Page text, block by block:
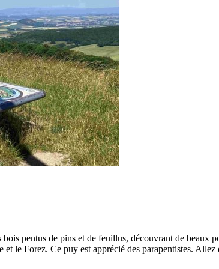
pentus de pins et de feuillus, découvrant de beaux
le Forez. Ce puy est apprécié des parapentistes.